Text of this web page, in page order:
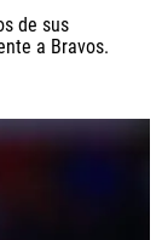
de sus
a Bravos.